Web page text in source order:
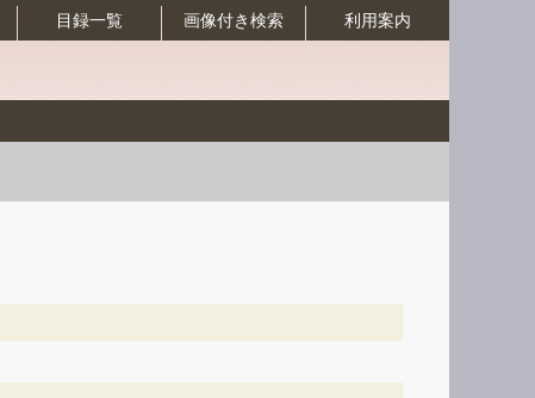
利用案内
画像付き検索
目録一覧